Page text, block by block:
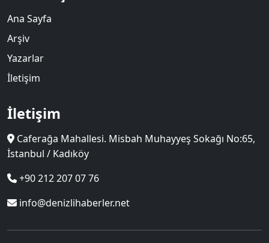
Ana Sayfa
Arşiv
Yazarlar
İletişim
İletişim
Caferağa Mahallesi. Misbah Muhayyeş Sokağı No:65,
İstanbul / Kadıköy
+90 212 207 07 76
info@denizlihaberler.net